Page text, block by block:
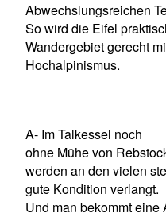
Abwechslungsreichen
So wird die Eifel
Wandergebiet gerecht
Hochalpinismus.
A- Im Talkessel noch
ohne Mühe von
werden an den vielen
gute Kondition verlangt.
Und man bekommt